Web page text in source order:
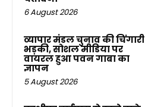
6 August 2026
व्यापार मंडल चुनाव की चिंगारी
भड़की, सोशल मीडिया पर
वायरल हुआ पवन गाबा का
ज्ञापन
5 August 2026